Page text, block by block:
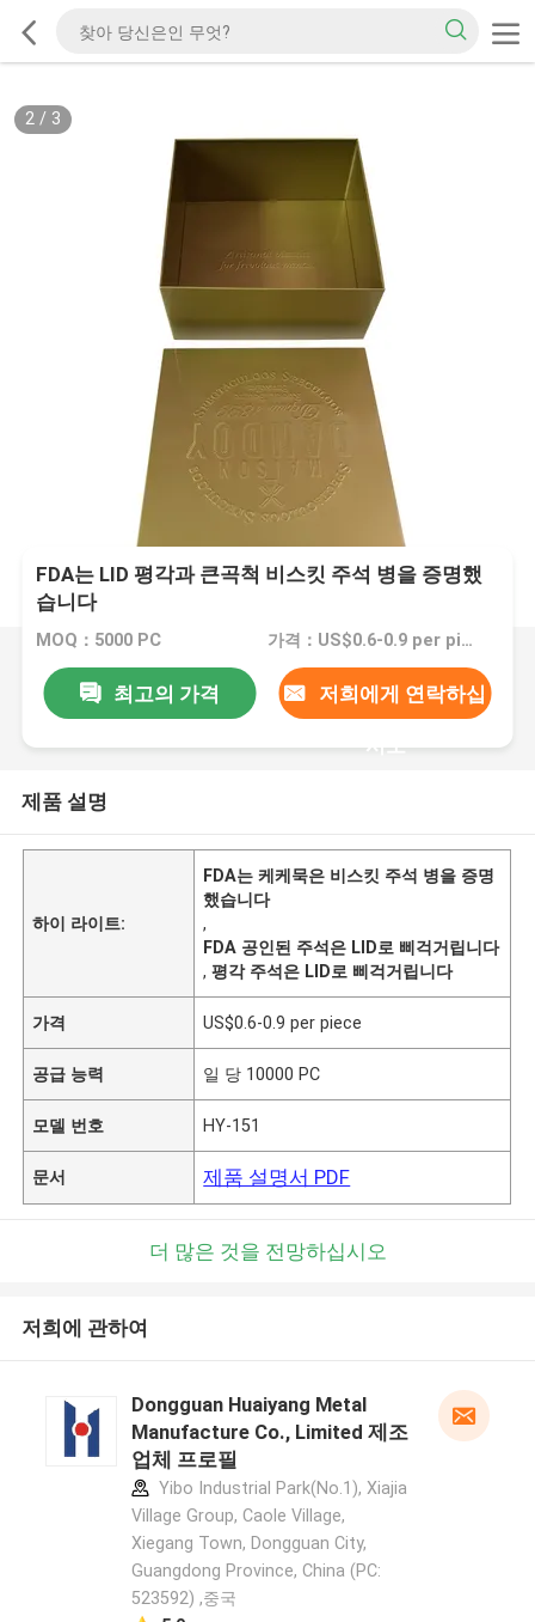
2/ 3
FDA는 LID 평각과 큰곡척 비스킷 주석 병을 증명했
습니다
MOQ：5000 PC 가격：US$0.6-0.9 per piece
최고의 가격 저희에게 연락하십
시오
제품 설명
하이 라이트:
FDA는 케케묵은 비스킷 주석 병을 증명
했습니다
,
FDA 공인된 주석은 LID로 삐걱거립니다
,평각 주석은 LID로 삐걱거립니다
가격 US$0.6-0.9 per piece
공급 능력 일 당 10000 PC
모델 번호 HY-151
문서 제품 설명서 PDF
더 많은 것을 전망하십시오
저희에 관하여
Dongguan Huaiyang Metal
Manufacture Co., Limited 제조
업체 프로필
Yibo Industrial Park(No.1), Xiajia
Village Group, Caole Village,
Xiegang Town, Dongguan City,
Guangdong Province, China (PC:
523592) ,중국